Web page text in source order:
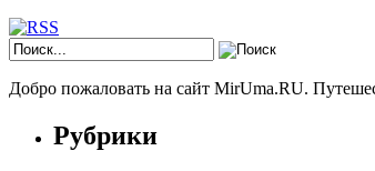
Добро пожаловать на сайт MirUma.RU.
Рубрики